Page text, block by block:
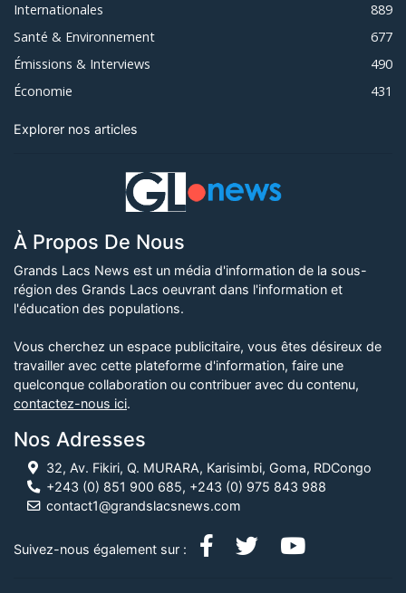
Internationales
889
Santé & Environnement
677
Émissions & Interviews
490
Économie
431
Explorer nos articles
À Propos De Nous
Grands Lacs News est un média d'information de la sous-
région des Grands Lacs oeuvrant dans l'information et
l'éducation des populations.
Vous cherchez un espace publicitaire, vous êtes désireux de
travailler avec cette plateforme d'information, faire une
quelconque collaboration ou contribuer avec du contenu,
contactez-nous ici.
Nos Adresses
32, Av. Fikiri, Q. MURARA, Karisimbi, Goma, RDCongo
+243 (0) 851 900 685, +243 (0) 975 843 988
contact1@grandslacsnews.com
Suivez-nous également sur :